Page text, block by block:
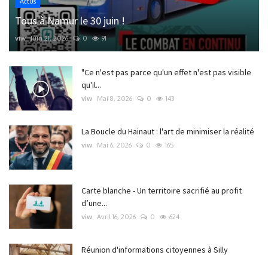
Tous à Namur le 30 juin !
viw Juin 21, 2026 0 91
"Ce n'est pas parce qu'un effet n'est pas visible
qu'il...
viw Mai 8, 2026 0 143
La Boucle du Hainaut : l'art de minimiser la réalité
viw Mai 6, 2026 0 165
Carte blanche - Un territoire sacrifié au profit
d’une...
viw Avril 16, 2026 0 624
Réunion d'informations citoyennes à Silly